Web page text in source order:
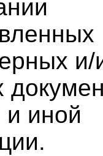
и/
и иной